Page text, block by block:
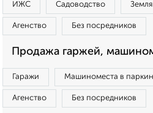
ИЖС Садоводство
Агенство Без посредников
Продажа гаржей,
Гаражи Машиноместа в
Агенство Без посредников